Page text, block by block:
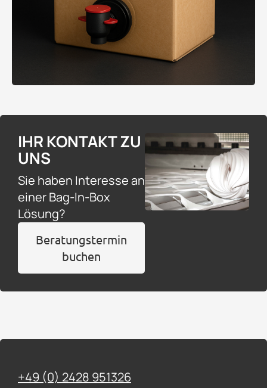
IHR KONTAKT ZU
UNS
Sie haben Interesse an
einer Bag-In-Box
Lösung?
Beratungstermin
buchen
+49 (0) 2428 951326